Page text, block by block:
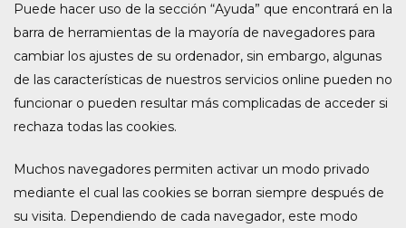
Puede hacer uso de la sección “Ayuda” que encontrará en la
barra de herramientas de la mayoría de navegadores para
cambiar los ajustes de su ordenador, sin embargo, algunas
de las características de nuestros servicios online pueden no
funcionar o pueden resultar más complicadas de acceder si
rechaza todas las cookies.
Muchos navegadores permiten activar un modo privado
mediante el cual las cookies se borran siempre después de
su visita. Dependiendo de cada navegador, este modo